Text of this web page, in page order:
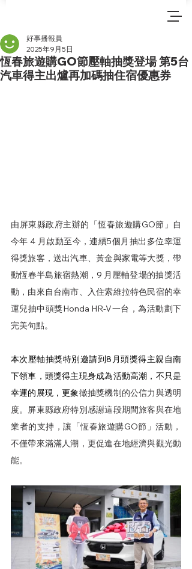
恆春旅遊購GO節壓軸抽獎登場 第5台
汽車得主出爐再加碼抽住宿優惠券
好事播報員
2025年9月5日
由屏東縣政府主辦的「恆春旅遊購GO節」自
今年 4 月啟動至今，連續5個月抽出多位幸運
得獎旅客，送出汽車、黃金與家電等大獎，帶
動恆春半島旅宿熱潮，9 月壓軸登場的抽獎活
動，由來自台南市、入住索維拉特色民宿的幸
運兒抽中頭獎Honda HR-V一台，為活動劃下
完美句點。
本次壓軸抽獎特別邀請到8月頭獎得主親自南
下領車，頭獎得主現身成為活動高潮，不只是
幸運的展現，更象徵抽獎機制的公信力與透明
度。屏東縣政府特別感謝這段期間旅客與在地
業者的支持，讓「恆春旅遊購GO節」活動，
不僅帶來滿滿人潮，更促進在地經濟與觀光動
能。